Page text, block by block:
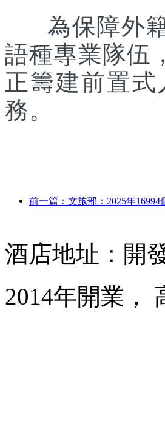
為保障外籍
語種專業隊伍
正籌建前置
務。
酒店地址：開
2014年開業